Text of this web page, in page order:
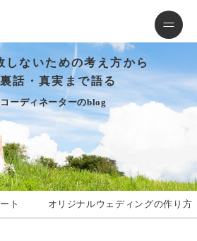
しないための考え方から
話・真実まで語る
ーディネーターのblog
ト オリジナルウェディングの作り方